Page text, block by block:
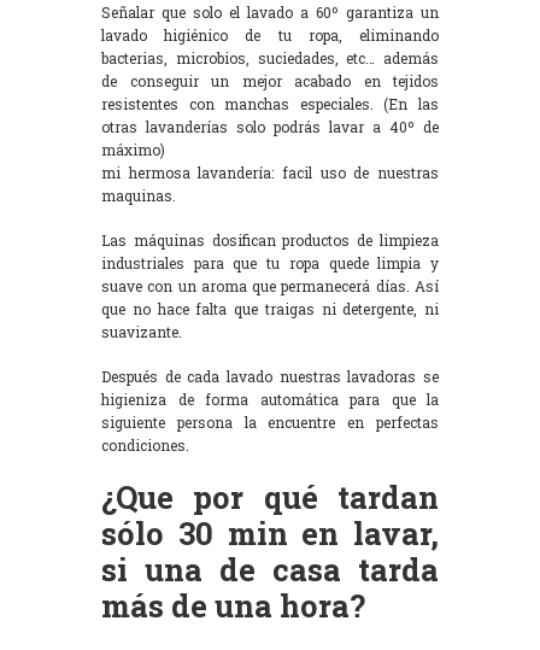
Señalar que solo el lavado a 60º garantiza un
lavado higiénico de tu ropa, eliminando
bacterias, microbios, suciedades, etc… además
de conseguir un mejor acabado en tejidos
resistentes con manchas especiales. (En las
otras lavanderías solo podrás lavar a 40º de
máximo)
mi hermosa lavandería: facil uso de nuestras
maquinas.
Las máquinas dosifican productos de limpieza
industriales para que tu ropa quede limpia y
suave con un aroma que permanecerá días. Así
que no hace falta que traigas ni detergente, ni
suavizante.
Después de cada lavado nuestras lavadoras se
higieniza de forma automática para que la
siguiente persona la encuentre en perfectas
condiciones.
¿Que por qué tardan
sólo 30 min en lavar,
si una de casa tarda
más de una hora?